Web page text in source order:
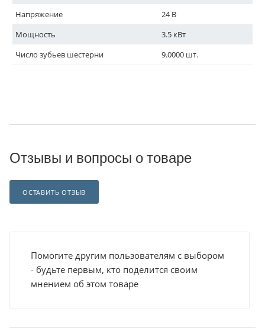
Напряжение
24 В
Мощность
3.5 кВт
Число зубьев шестерни
9.0000 шт.
Отзывы и вопросы о товаре
ОСТАВИТЬ ОТЗЫВ
Помогите другим пользователям с выбором
- будьте первым, кто поделится своим
мнением об этом товаре